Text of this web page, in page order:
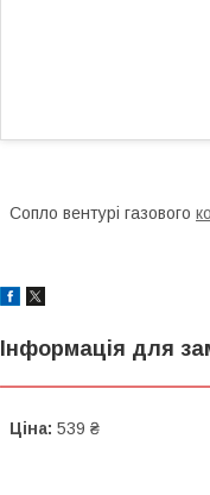
Сопло вентурі газового
Інформація для
Ціна: 539 ₴